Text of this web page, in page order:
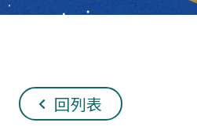
回列表